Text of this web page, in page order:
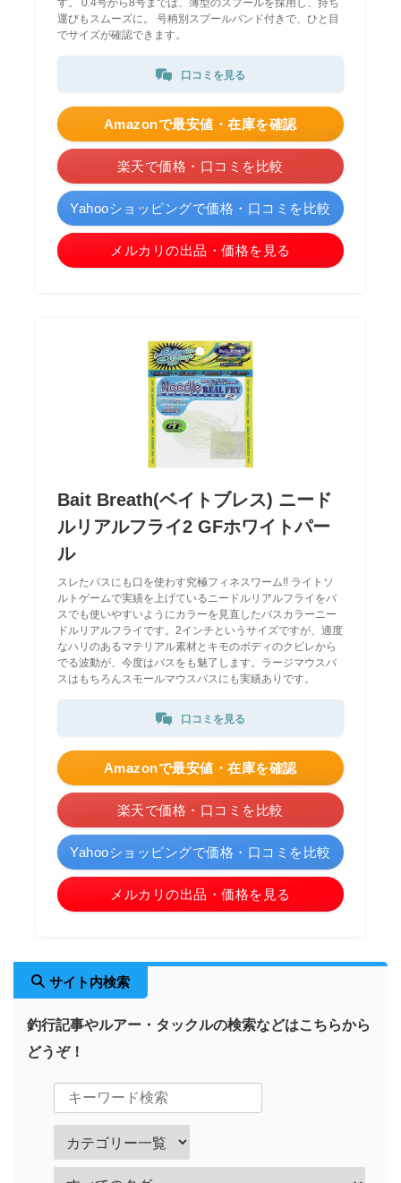
す。 0.4号から8号までは、薄型のスプールを採用し、持ち
運びもスムーズに。 号柄別スプールバンド付きで、ひと目
でサイズが確認できます。
口コミを見る
Amazonで最安値・在庫を確認
楽天で価格・口コミを比較
Yahooショッピングで価格・口コミを比較
メルカリの出品・価格を見る
Bait Breath(ベイトブレス) ニード
ルリアルフライ2 GFホワイトパー
ル
スレたバスにも口を使わす究極フィネスワーム!! ライトソ
ルトゲームで実績を上げているニードルリアルフライをバ
スでも使いやすいようにカラーを見直したバスカラーニー
ドルリアルフライです。2インチというサイズですが、適度
なハリのあるマテリアル素材とキモのボディのクビレから
でる波動が、今度はバスをも魅了します。ラージマウスバ
スはもちろんスモールマウスバスにも実績ありです。
口コミを見る
Amazonで最安値・在庫を確認
楽天で価格・口コミを比較
Yahooショッピングで価格・口コミを比較
メルカリの出品・価格を見る
サイト内検索
釣行記事やルアー・タックルの検索などはこちらから
どうぞ！